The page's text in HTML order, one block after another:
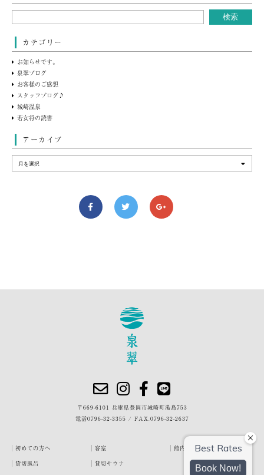
カテゴリー
お知らせです。
泉翠ブログ
お客様のご感想
スタッフブログ♪
城崎温泉
若女将の読書
アーカイブ
〒669-6101 兵庫県豊岡市城崎町湯島753
電話0796-32-3355 / FAX.0796-32-2637
初めての方へ 客室
館内・施設
貸切風呂
貸切サウナ